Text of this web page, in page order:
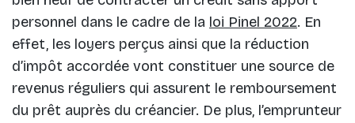
personnel dans le cadre de la loi Pinel 2022. En
effet, les loyers perçus ainsi que la réduction
d’impôt accordée vont constituer une source de
revenus réguliers qui assurent le remboursement
du prêt auprès du créancier. De plus, l’emprunteur